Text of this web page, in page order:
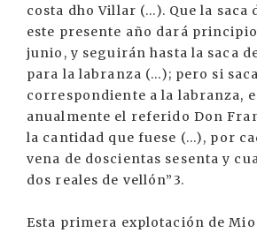
costa dho Villar (...). Que la saca
este presente año dará
junio, y seguirán hasta la saca
para la labranza (...); pero si
correspondiente a la labranza,
anualmente el referido Don
la cantidad que fuese (...), por
vena de doscientas sesenta y
dos reales de vellón”3.
Esta primera explotación de